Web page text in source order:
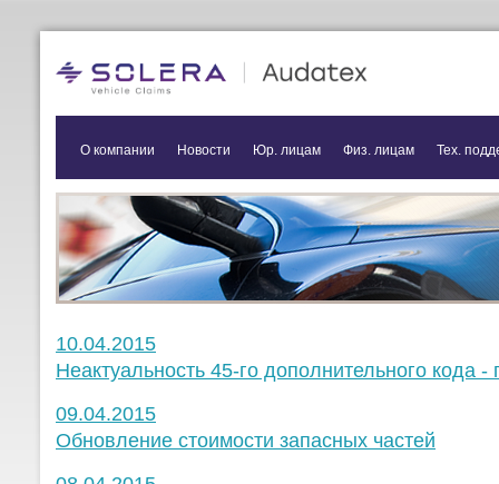
О компании Новости Юр. лицам Физ. лицам Тех.
10.04.2015
Неактуальность 45-го дополнительного кода
09.04.2015
Обновление стоимости запасных частей